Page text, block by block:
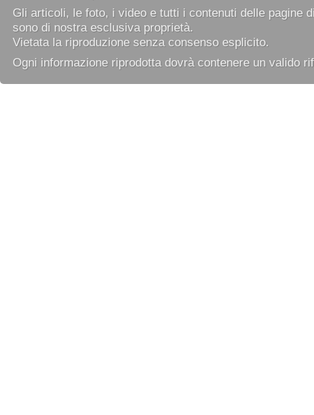
Gli articoli, le foto, i video e tutti i contenuti delle pagine
sono di nostra esclusiva proprietà.
Vietata la riproduzione senza consenso esplicito.
Ogni informazione riprodotta dovrà contenere un valido